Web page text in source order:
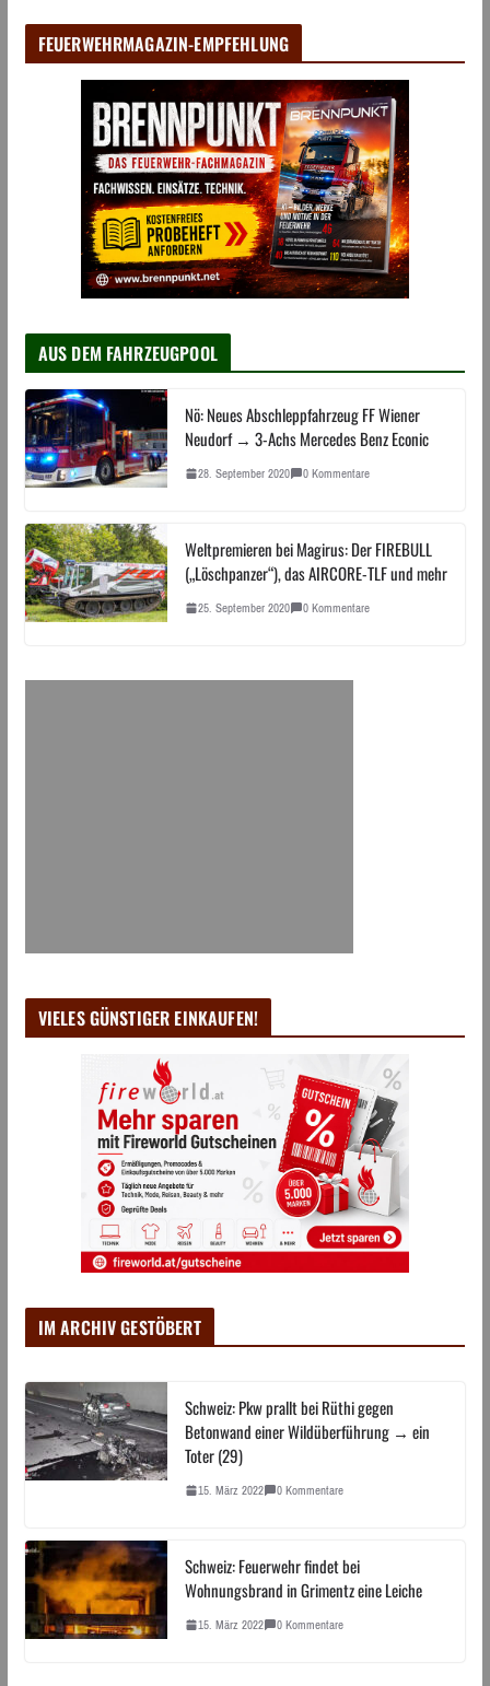
FEUERWEHRMAGAZIN-EMPFEHLUNG
AUS DEM FAHRZEUGPOOL
Nö: Neues Abschleppfahrzeug FF Wiener
Neudorf → 3-Achs Mercedes Benz Econic
28. September 2020 0 Kommentare
Weltpremieren bei Magirus: Der FIREBULL
(„Löschpanzer“), das AIRCORE-TLF und mehr
25. September 2020 0 Kommentare
VIELES GÜNSTIGER EINKAUFEN!
IM ARCHIV GESTÖBERT
Schweiz: Pkw prallt bei Rüthi gegen
Betonwand einer Wildüberführung → ein
Toter (29)
15. März 2022 0 Kommentare
Schweiz: Feuerwehr findet bei
Wohnungsbrand in Grimentz eine Leiche
15. März 2022 0 Kommentare